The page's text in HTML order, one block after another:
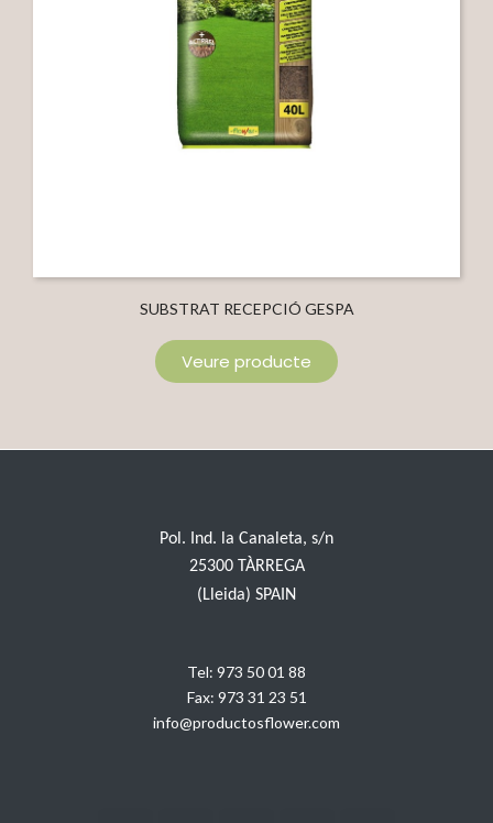
SUBSTRAT RECEPCIÓ GESPA
Veure producte
Pol. Ind. la Canaleta, s/n
25300 TÀRREGA
(Lleida) SPAIN
Tel: 973 50 01 88
Fax: 973 31 23 51
info@productosflower.com